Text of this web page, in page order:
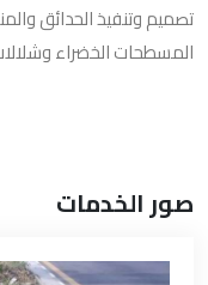
تصميم وتنفيذ الحدائق
المسطحات الخضراء
صور الخدمات